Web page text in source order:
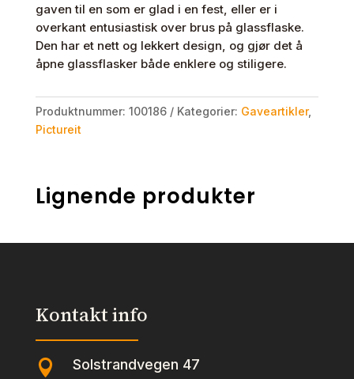
gaven til en som er glad i en fest, eller er i
overkant entusiastisk over brus på glassflaske.
Den har et nett og lekkert design, og gjør det å
åpne glassflasker både enklere og stiligere.
Produktnummer: 100186 Kategorier: Gaveartikler,
Pictureit
Lignende produkter
Kontakt info
 Solstrandvegen 47